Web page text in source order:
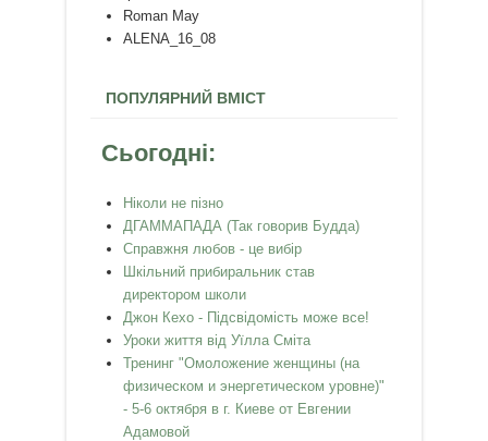
Roman May
ALENA_16_08
ПОПУЛЯРНИЙ ВМІСТ
Сьогодні:
Ніколи не пізно
ДГАММАПАДА (Так говорив Будда)
Справжня любов - це вибір
Шкільний прибиральник став
директором школи
Джон Кехо - Підсвідомість може все!
Уроки життя від Уїлла Сміта
Тренинг "Омоложение женщины (на
физическом и энергетическом уровне)"
- 5-6 октября в г. Киеве от Евгении
Адамовой